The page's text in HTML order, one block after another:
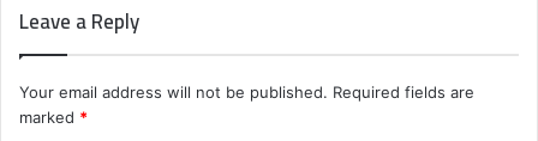
Leave a Reply
Your email address will not be published. Required fields are
marked *